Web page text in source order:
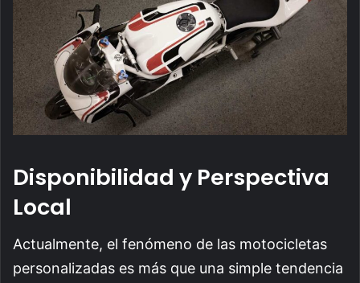
Disponibilidad y Perspectiva
Local
Actualmente, el fenómeno de las motocicletas
personalizadas es más que una simple tendencia